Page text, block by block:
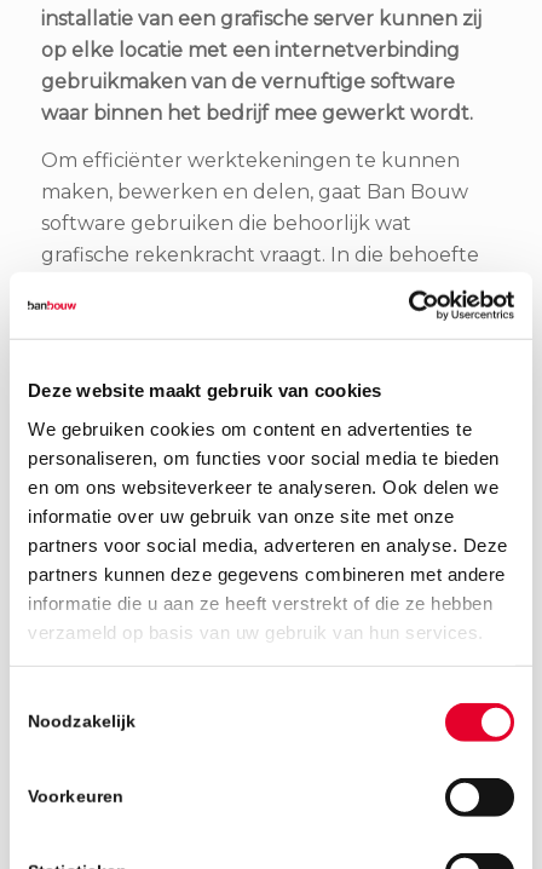
Deze website maakt gebruik van cookies
We gebruiken cookies om content en advertenties te
personaliseren, om functies voor social media te bieden
en om ons websiteverkeer te analyseren. Ook delen we
informatie over uw gebruik van onze site met onze
partners voor social media, adverteren en analyse. Deze
partners kunnen deze gegevens combineren met andere
informatie die u aan ze heeft verstrekt of die ze hebben
verzameld op basis van uw gebruik van hun services.
Noodzakelijk
Voorkeuren
installatie van een grafische server kunnen zij
op elke locatie met een internetverbinding
gebruikmaken van de vernuftige software
waar binnen het bedrijf mee gewerkt wordt.
Om efficiënter werktekeningen te kunnen
maken, bewerken en delen, gaat Ban Bouw
software gebruiken die behoorlijk wat
grafische rekenkracht vraagt. In die behoefte
voorziet de bouw en installatie van een
zogeheten VDI-server; vergelijkbaar met een
zwaardere, technische programma's.
Positieve reacties van testers
De afgelopen weken heeft een select
gezelschap al uitgebreid getest in de nieuwe
digitale omgeving. De kritische testers
reageerden uiterstpositief.Ook Ban Bouw-
directeur Jack Aldenhoven ziet het helemaal
zitten: "Omdat Ban Bouw veel waarde hecht
aan een effectieve en op de gebruiker gerichte
anticipeert op de toekomst, was de keuze om
een grafische omgeving te laten bouwen snel